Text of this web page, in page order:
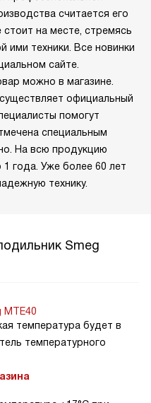
считается его
на месте, стремясь
ими техники. Все новинки
сайте.
можно в магазине.
официальный
помогут
специальным
На всю продукцию
года. Уже более 60 лет
технику.
Smeg
MTE40
температура будет в
температурного